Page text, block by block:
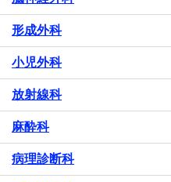
形成外科
小児外科
放射線科
麻酔科
病理診断科